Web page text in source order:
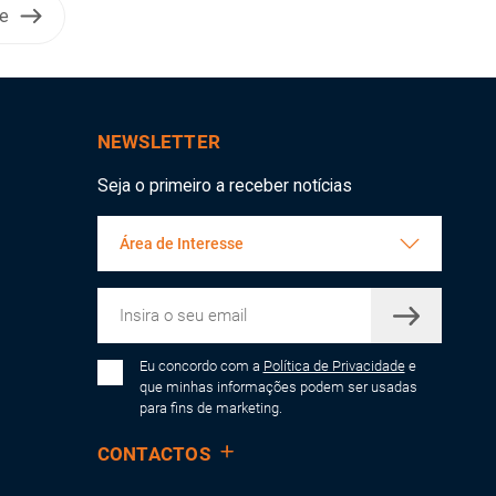
CONTACTOS
NEWSLETTER
Seja o primeiro a receber notícias
Área de Interesse
Eu concordo com a Política de Privacidadee
que minhas informações podem ser usadas
para fins de marketing.